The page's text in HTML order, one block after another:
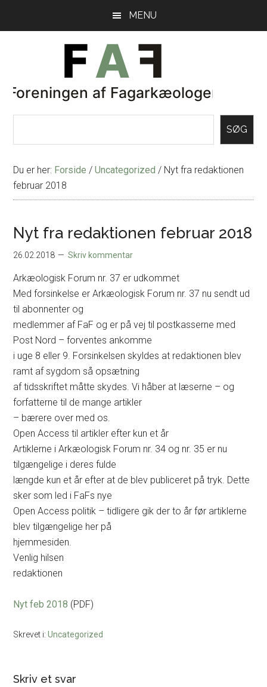
MENU
SØG
Du er her: Forside / Uncategorized / Nyt fra redaktionen
februar 2018
Nyt fra redaktionen februar 2018
26.02.2018 Skriv kommentar
Arkæologisk Forum nr. 37 er udkommet
Med forsinkelse er Arkæologisk Forum nr. 37 nu sendt ud
til abonnenter og
medlemmer af FaF og er på vej til postkasserne med
Post Nord – forventes ankomme
i uge 8 eller 9. Forsinkelsen skyldes at redaktionen blev
ramt af sygdom så opsætning
af tidsskriftet måtte skydes. Vi håber at læserne – og
forfatterne til de mange artikler
– bærere over med os.
Open Access til artikler efter kun et år
Artiklerne i Arkæologisk Forum nr. 34 og nr. 35 er nu
tilgængelige i deres fulde
længde kun et år efter at de blev publiceret på tryk. Dette
sker som led i FaFs nye
Open Access politik – tidligere gik der to år før artiklerne
blev tilgængelige her på
hjemmesiden.
Venlig hilsen
redaktionen
Nyt feb 2018 (PDF)
Skrevet i:Uncategorized
Læserinteraktioner
Skriv et svar